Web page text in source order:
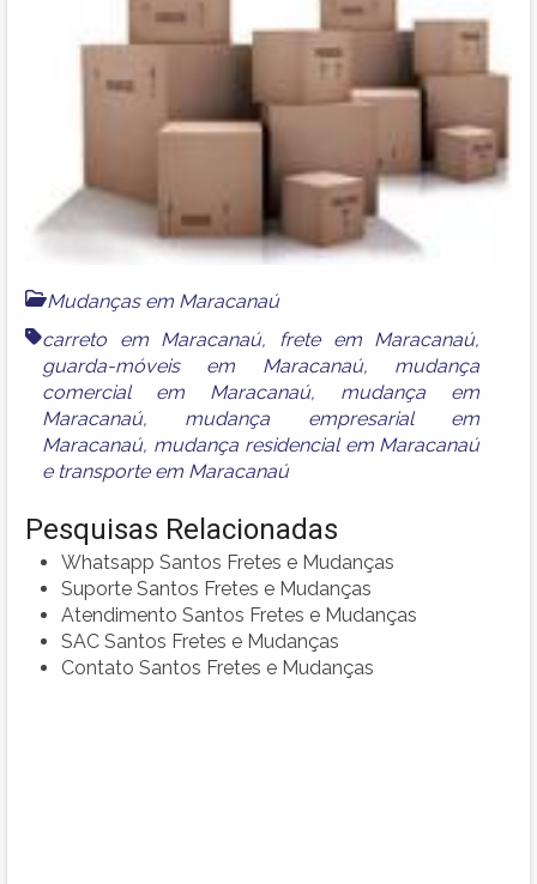
Mudanças em Maracanaú
carreto em Maracanaú, frete em Maracanaú,
guarda-móveis em Maracanaú, mudança
comercial em Maracanaú, mudança em
Maracanaú, mudança empresarial em
Maracanaú, mudança residencial em Maracanaú
e transporte em Maracanaú
Pesquisas Relacionadas
Whatsapp Santos Fretes e Mudanças
Suporte Santos Fretes e Mudanças
Atendimento Santos Fretes e Mudanças
SAC Santos Fretes e Mudanças
Contato Santos Fretes e Mudanças